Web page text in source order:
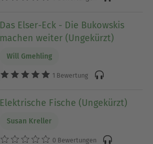
Das Elser-Eck - Die Bukowskis
machen weiter (Ungekürzt)
Will Gmehling
1 Bewertung
Elektrische Fische (Ungekürzt)
Susan Kreller
0 Bewertungen